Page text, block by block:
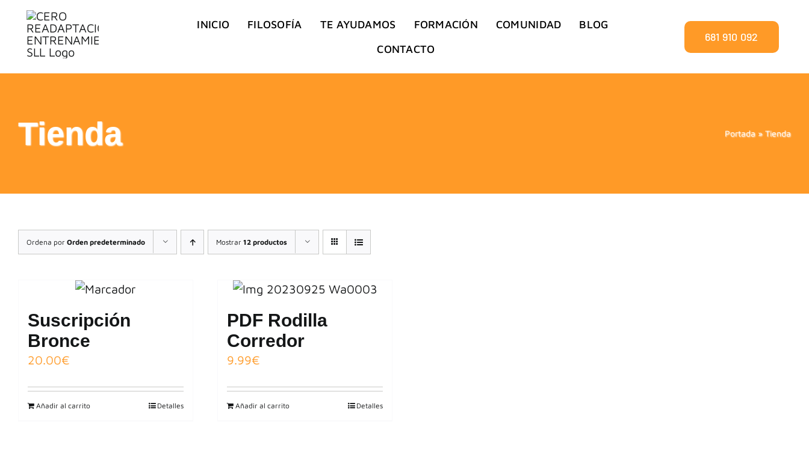
Saltar
contenido
INICIO FILOSOFÍA TE AYUDAMOS FORMACIÓN COMUNIDAD
BLOG
CONTACTO
681 910 092
Tienda Portada»Tienda
Ordena por Orden predeterminado Mostrar 12 productos
Suscripción
Bronce
20.00€
Añadir al carrito Detalles
PDF Rodilla
Corredor
9.99€
Añadir al carrito Detalles